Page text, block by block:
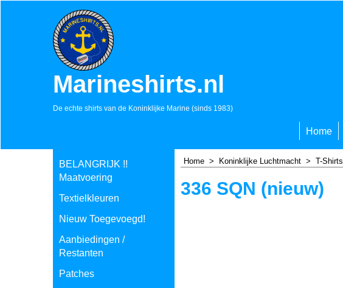
Marineshirts.nl
De echte shirts van de Koninklijke Marine (sinds 1983)
Home
BELANGRIJK !!
Maatvoering
Textielkleuren
Nieuw Toegevoegd!
Aanbiedingen /
Restanten
Patches
Home > Koninklijke Luchtmacht > T-Shirts
336 SQN (nieuw)